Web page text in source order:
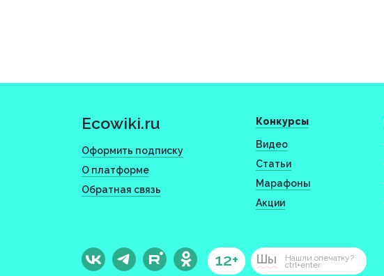
Ecowiki.ru
Оформить подписку
О платформе
Обратная связь
Конкурсы
Видео
Статьи
Марафоны
Акции
12+ Шы Нашли опечатку?
ctrl+enter